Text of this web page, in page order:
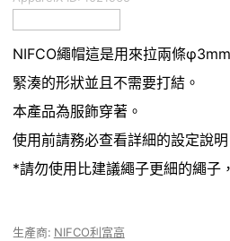
NIFCO繩帽這是用來拉兩條
緊湊的形狀並且不需要打結。
本產品為服飾穿著。
使用前請務必查看詳細的設定說明
*請勿使用比建議繩子更細的繩子
生產商: NIFCO利富高